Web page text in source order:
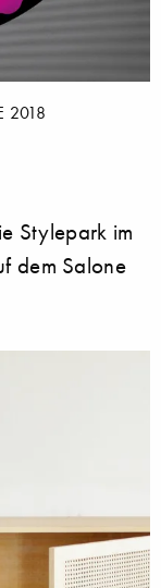
2018
Stylepark im
dem Salone